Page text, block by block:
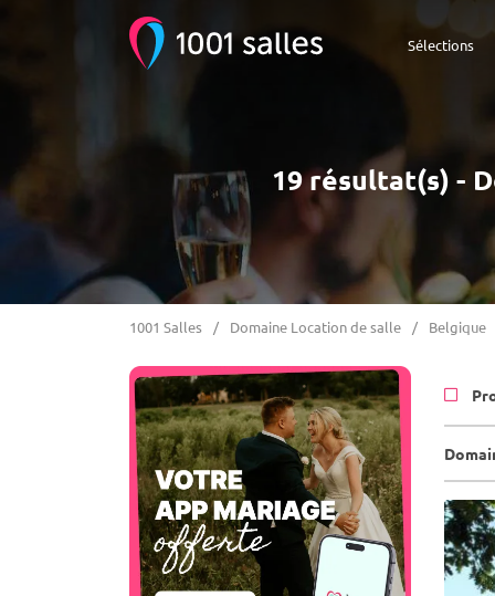
Sélections
19 résultat(s) -
1001 Salles Domaine Location de salle Belgique